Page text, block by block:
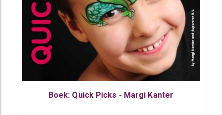
Boek: Quick Picks - Margi Kanter